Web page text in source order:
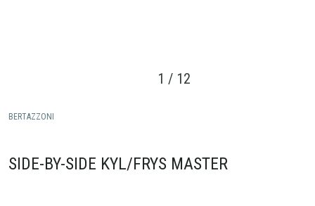
1 / 12
BERTAZZONI
SIDE-BY-SIDE KYL/FRYS MASTER